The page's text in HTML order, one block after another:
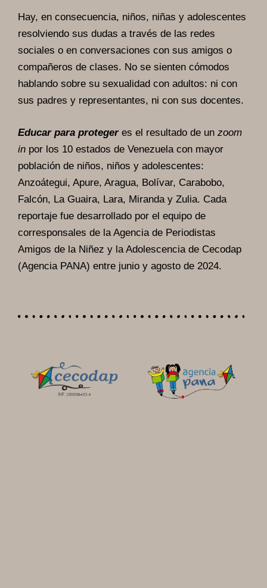
Hay, en consecuencia, niños, niñas y adolescentes
resolviendo sus dudas a través de las redes
sociales o en conversaciones con sus amigos o
compañeros de clases. No se sienten cómodos
hablando sobre su sexualidad con adultos: ni con
sus padres y representantes, ni con sus docentes.
Educar para proteger es el resultado de un zoom
in por los 10 estados de Venezuela con mayor
población de niños, niños y adolescentes:
Anzoátegui, Apure, Aragua, Bolívar, Carabobo,
Falcón, La Guaira, Lara, Miranda y Zulia. Cada
reportaje fue desarrollado por el equipo de
corresponsales de la Agencia de Periodistas
Amigos de la Niñez y la Adolescencia de Cecodap
(Agencia PANA) entre junio y agosto de 2024.